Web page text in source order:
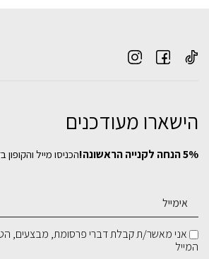
שולחן סלון Minimal (עומק 50 ס"מ)
₪1,049
בחירת רוחב:
בחירת
בחירת
בחירת
הישארו מעודכנים
5% הנחה לקנייה הראשונה! הכניסו מייל
אני מאשר/ת קבלת דברי פרסומת, מבצעים,
המייל